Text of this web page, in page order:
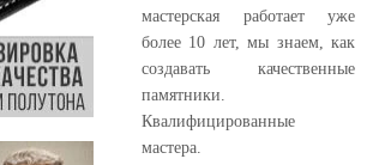
мастерская работает уже
более 10 лет, мы знаем, как
создавать качественные
памятники.
Квалифицированные
мастера.